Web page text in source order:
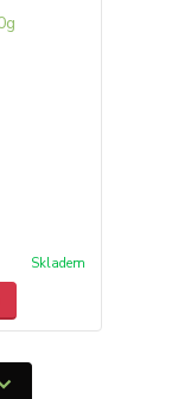
Skladem